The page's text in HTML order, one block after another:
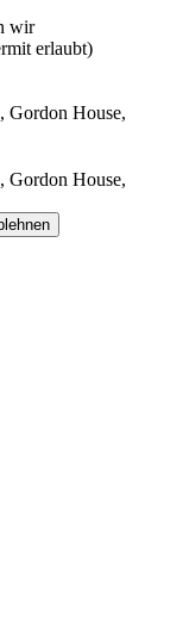
wir
erlaubt)
Gordon House,
Gordon House,